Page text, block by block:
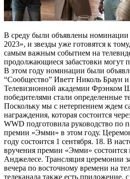
В среду были объявлены
2023», и звезды уже готовятся к
самым важным событием на
продолжающиеся забастовки могут
В этом году номинации были
“Сообщество” Иветт Николь Браун и
Телевизионной академии Фрэнком
победителями стали определенные
Поскольку мы с нетерпением ждем
награждения, которая состоится
WWD подготовила руководство по
премии «Эмми» в этом году.
году состоится 1 сентября. 18. В
вручения премии «Эмми» состоится
Анджелесе. Трансляция церемонии
вечера по восточному времени на
телеканала также есть приложение,